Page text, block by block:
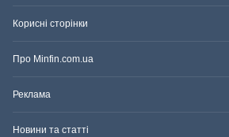
Корисні сторінки
Про Minfin.com.ua
Реклама
Новини та статті